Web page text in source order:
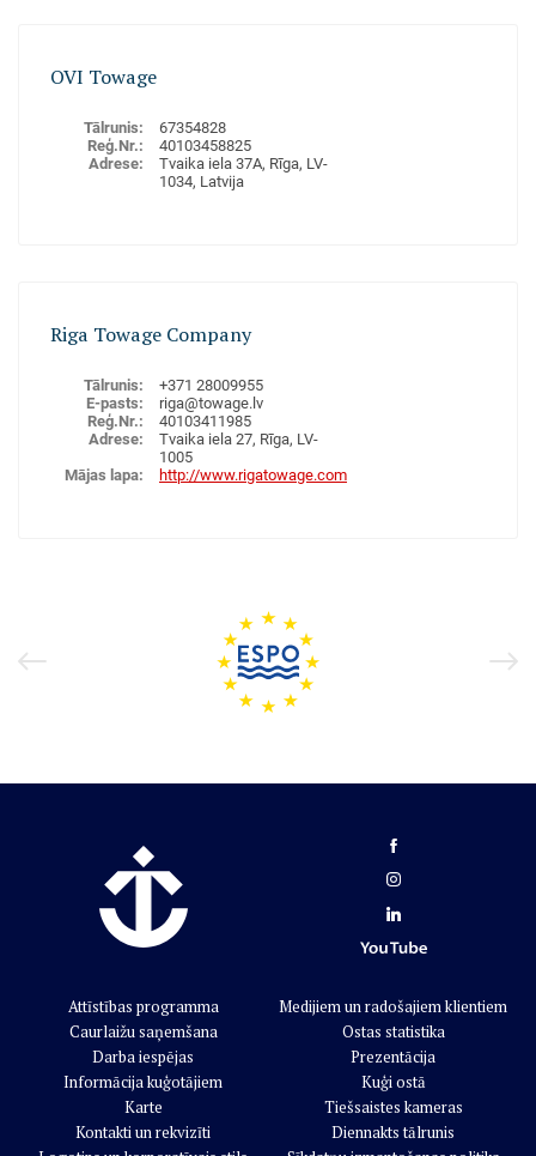
OVI Towage
Tālrunis:
67354828
Reģ.Nr.:
40103458825
Adrese:
Tvaika iela 37A, Rīga, LV-
1034, Latvija
Riga Towage Company
Tālrunis:
+371 28009955
E-pasts:
riga@towage.lv
Reģ.Nr.:
40103411985
Adrese:
Tvaika iela 27, Rīga, LV-
1005
Mājas lapa: http://www.rigatowage.com
Attīstības programma
Caurlaižu saņemšana
Darba iespējas
Informācija kuģotājiem
Karte
Kontakti un rekvizīti
Medijiem un radošajiem klientiem
Ostas statistika
Prezentācija
Kuģi ostā
Tiešsaistes kameras
Diennakts tālrunis